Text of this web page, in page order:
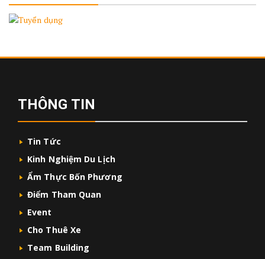
THÔNG TIN
Tin Tức
Kinh Nghiệm Du Lịch
Ẩm Thực Bốn Phương
Điểm Tham Quan
Event
Cho Thuê Xe
Team Building